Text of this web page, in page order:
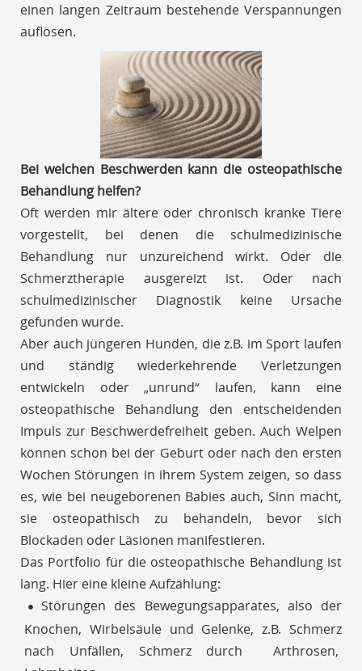
einen langen Zeitraum bestehende Verspannungen
auflösen.
Bei welchen Beschwerden kann die osteopathische
Behandlung helfen?
Oft werden mir ältere oder chronisch kranke Tiere
vorgestellt, bei denen die schulmedizinische
Behandlung nur unzureichend wirkt. Oder die
Schmerztherapie ausgereizt ist. Oder nach
schulmedizinischer Diagnostik keine Ursache
gefunden wurde.
Aber auch jüngeren Hunden, die z.B. im Sport laufen
und ständig wiederkehrende Verletzungen
entwickeln oder „unrund“ laufen, kann eine
osteopathische Behandlung den entscheidenden
Impuls zur Beschwerdefreiheit geben. Auch Welpen
können schon bei der Geburt oder nach den ersten
Wochen Störungen in ihrem System zeigen, so dass
es, wie bei neugeborenen Babies auch, Sinn macht,
sie osteopathisch zu behandeln, bevor sich
Blockaden oder Läsionen manifestieren.
Das Portfolio für die osteopathische Behandlung ist
lang. Hier eine kleine Aufzählung:
Störungen des Bewegungsapparates, also der
Knochen, Wirbelsäule und Gelenke, z.B. Schmerz
nach Unfällen, Schmerz durch Arthrosen,